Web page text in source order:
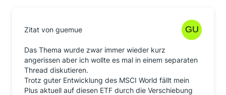
Zitat von guemue
Das Thema wurde zwar immer wieder kurz
angerissen aber ich wollte es mal in einem separaten
Thread diskutieren.
Trotz guter Entwicklung des MSCI World fällt mein
Plus aktuell auf diesen ETF durch die Verschiebung